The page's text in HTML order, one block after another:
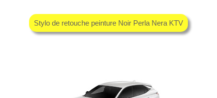
Stylo de retouche peinture Noir Perla Nera KTV